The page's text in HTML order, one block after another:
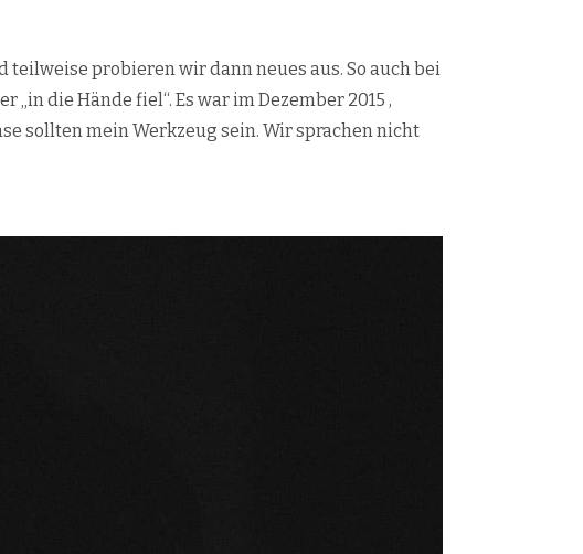
probieren wir dann neues aus. So auch bei
die Hände fiel“. Es war im Dezember 2015 ,
sollten mein Werkzeug sein. Wir sprachen nicht